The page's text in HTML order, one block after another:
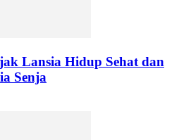
Lansia Hidup Sehat dan
Senja